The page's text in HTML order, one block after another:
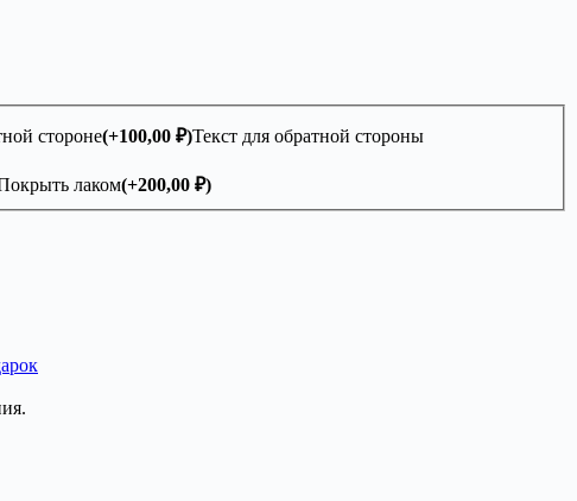
стороне(+100,00 ₽)Текст для обратной стороны
лаком(+200,00 ₽)